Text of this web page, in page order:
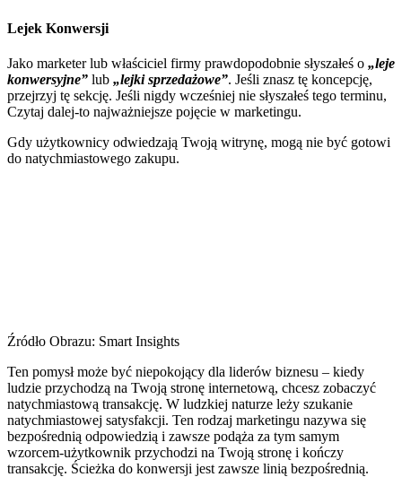
Lejek Konwersji
Jako marketer lub właściciel firmy prawdopodobnie słyszałeś o „leje
konwersyjne” lub „lejki sprzedażowe”. Jeśli znasz tę koncepcję,
przejrzyj tę sekcję. Jeśli nigdy wcześniej nie słyszałeś tego terminu,
Czytaj dalej-to najważniejsze pojęcie w marketingu.
Gdy użytkownicy odwiedzają Twoją witrynę, mogą nie być gotowi
do natychmiastowego zakupu.
Źródło Obrazu: Smart Insights
Ten pomysł może być niepokojący dla liderów biznesu – kiedy
ludzie przychodzą na Twoją stronę internetową, chcesz zobaczyć
natychmiastową transakcję. W ludzkiej naturze leży szukanie
natychmiastowej satysfakcji. Ten rodzaj marketingu nazywa się
bezpośrednią odpowiedzią i zawsze podąża za tym samym
wzorcem-użytkownik przychodzi na Twoją stronę i kończy
transakcję. Ścieżka do konwersji jest zawsze linią bezpośrednią.